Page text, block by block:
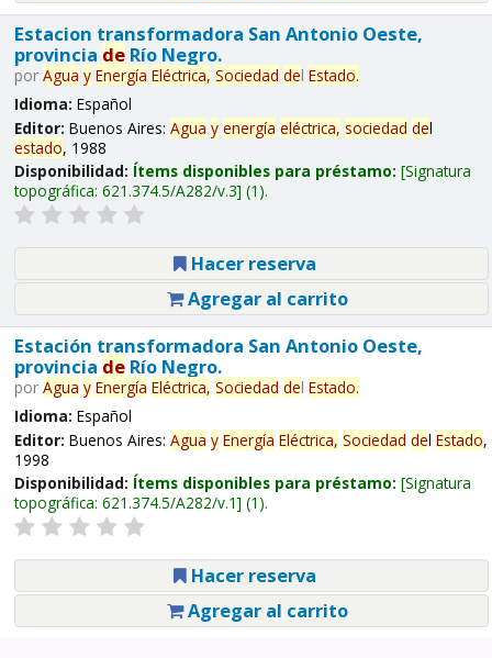
Estacion transformadora San Antonio Oeste,
provincia deRío Negro.
por Agua y Energía Eléctrica, Sociedad del Estado.
Idioma: Español
Editor: Buenos Aires: Agua y energía eléctrica, sociedad del
estado, 1988
Disponibilidad: Ítems disponibles para préstamo: Signatura
topográfica: 621.374.5/A282/v.3 (1).
Hacer reserva
Agregar al carrito
Estación transformadora San Antonio Oeste,
provincia deRío Negro.
por Agua y Energía Eléctrica, Sociedad del Estado.
Idioma: Español
Editor: Buenos Aires: Agua y Energía Eléctrica, Sociedad del Estado,
1998
Disponibilidad: Ítems disponibles para préstamo: Signatura
topográfica: 621.374.5/A282/v.1 (1).
Hacer reserva
Agregar al carrito